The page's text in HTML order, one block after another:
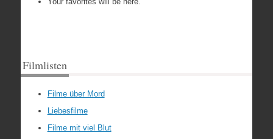
Filmlisten
Filme über Mord
Liebesfilme
Filme mit viel Blut